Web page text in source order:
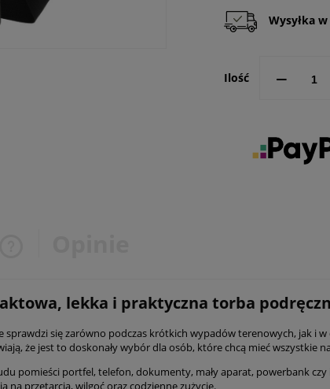
Wysyłka
Ilość --
kosztów płatnościlekka i praktyczna torba
sprawdzi się zarówno podczas krótkich wypadów terenowych, jak i
że jest to doskonały wybór dla osób, które chcą mieć wszystkie
pomieści portfel, telefon, dokumenty, mały aparat, powerbank
na przetarcia, wilgoć oraz codzienne zużycie.